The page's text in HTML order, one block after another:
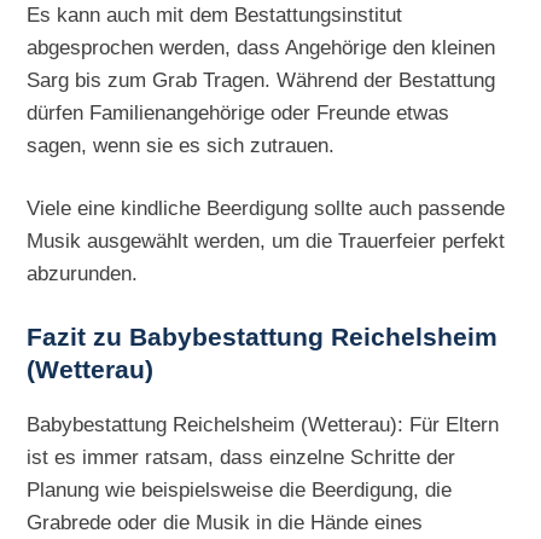
Es kann auch mit dem Bestattungsinstitut
abgesprochen werden, dass Angehörige den kleinen
Sarg bis zum Grab Tragen. Während der Bestattung
dürfen Familienangehörige oder Freunde etwas
sagen, wenn sie es sich zutrauen.
Viele eine kindliche Beerdigung sollte auch passende
Musik ausgewählt werden, um die Trauerfeier perfekt
abzurunden.
Fazit zu Babybestattung Reichelsheim
(Wetterau)
Babybestattung Reichelsheim (Wetterau): Für Eltern
ist es immer ratsam, dass einzelne Schritte der
Planung wie beispielsweise die Beerdigung, die
Grabrede oder die Musik in die Hände eines